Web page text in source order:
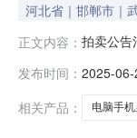
河北省｜邯郸市｜
正文内容： 拍卖公告
示页中的
图片
发布时间： 2025-
相关产品：
电脑手